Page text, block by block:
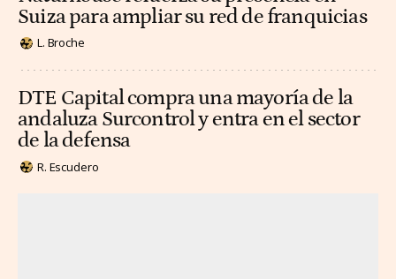
Suiza para ampliar su red de franquicias
L. Broche
DTE Capital compra una mayoría de la
andaluza Surcontrol y entra en el sector
de la defensa
R. Escudero